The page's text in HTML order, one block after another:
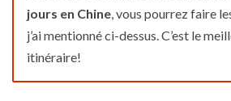
jours en Chine, vous pourrez faire
j’ai mentionné ci-dessus. C’est le
itinéraire!